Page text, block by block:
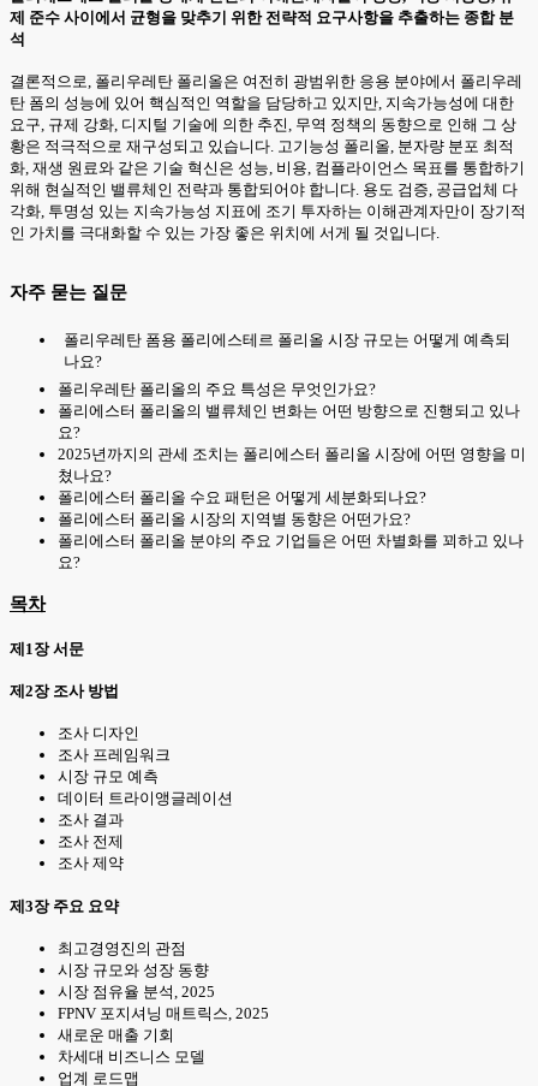
제 준수 사이에서 균형을 맞추기 위한 전략적 요구사항을 추출하는 종합 분
석
결론적으로, 폴리우레탄 폴리올은 여전히 광범위한 응용 분야에서 폴리우레
탄 폼의 성능에 있어 핵심적인 역할을 담당하고 있지만, 지속가능성에 대한
요구, 규제 강화, 디지털 기술에 의한 추진, 무역 정책의 동향으로 인해 그 상
황은 적극적으로 재구성되고 있습니다. 고기능성 폴리올, 분자량 분포 최적
화, 재생 원료와 같은 기술 혁신은 성능, 비용, 컴플라이언스 목표를 통합하기
위해 현실적인 밸류체인 전략과 통합되어야 합니다. 용도 검증, 공급업체 다
각화, 투명성 있는 지속가능성 지표에 조기 투자하는 이해관계자만이 장기적
인 가치를 극대화할 수 있는 가장 좋은 위치에 서게 될 것입니다.
자주 묻는 질문
폴리우레탄 폼용 폴리에스테르 폴리올 시장 규모는 어떻게 예측되
나요?
폴리우레탄 폴리올의 주요 특성은 무엇인가요?
폴리에스터 폴리올의 밸류체인 변화는 어떤 방향으로 진행되고 있나
요?
2025년까지의 관세 조치는 폴리에스터 폴리올 시장에 어떤 영향을 미
쳤나요?
폴리에스터 폴리올 수요 패턴은 어떻게 세분화되나요?
폴리에스터 폴리올 시장의 지역별 동향은 어떤가요?
폴리에스터 폴리올 분야의 주요 기업들은 어떤 차별화를 꾀하고 있나
요?
목차
제1장 서문
제2장 조사 방법
조사 디자인
조사 프레임워크
시장 규모 예측
데이터 트라이앵글레이션
조사 결과
조사 전제
조사 제약
제3장 주요 요약
최고경영진의 관점
시장 규모와 성장 동향
시장 점유율 분석, 2025
FPNV 포지셔닝 매트릭스, 2025
새로운 매출 기회
차세대 비즈니스 모델
업계 로드맵